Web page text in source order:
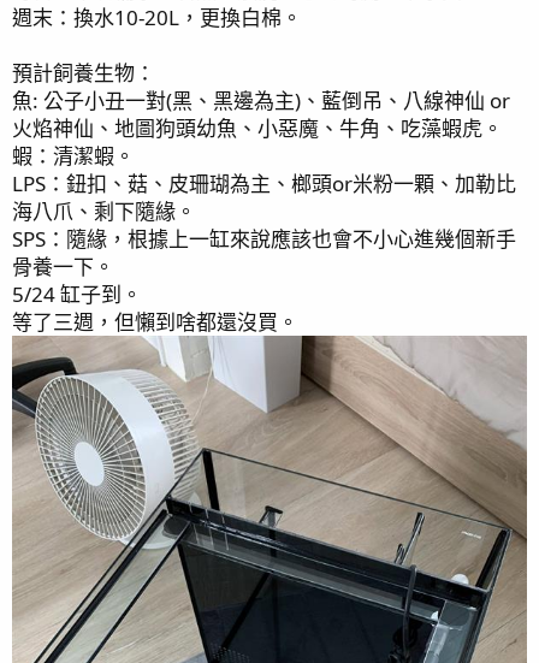
週末：換水10-20L，更換白棉。
預計飼養生物：
魚: 公子小丑一對(黑、黑邊為主)、藍倒吊、八線神仙 or
火焰神仙、地圖狗頭幼魚、小惡魔、牛角、吃藻蝦虎。
蝦：清潔蝦。
LPS：鈕扣、菇、皮珊瑚為主、榔頭or米粉一顆、加勒比
海八爪、剩下隨緣。
SPS：隨緣，根據上一缸來說應該也會不小心進幾個新手
骨養一下。
5/24 缸子到。
等了三週，但懶到啥都還沒買。